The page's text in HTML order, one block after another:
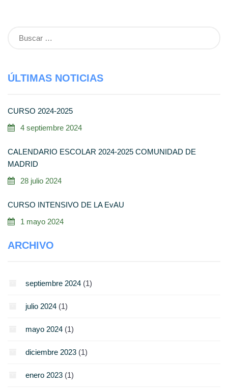
ÚLTIMAS NOTICIAS
CURSO 2024-2025
4 septiembre 2024
CALENDARIO ESCOLAR 2024-2025 COMUNIDAD DE
MADRID
28 julio 2024
CURSO INTENSIVO DE LA EvAU
1 mayo 2024
ARCHIVO
septiembre 2024 (1)
julio 2024 (1)
mayo 2024 (1)
diciembre 2023 (1)
enero 2023 (1)